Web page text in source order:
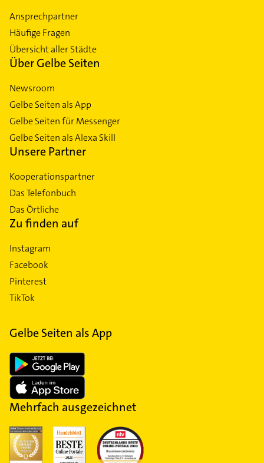
Ansprechpartner
Häufige Fragen
Übersicht aller Städte
Über Gelbe Seiten
Newsroom
Gelbe Seiten als App
Gelbe Seiten für Messenger
Gelbe Seiten als Alexa Skill
Unsere Partner
Kooperationspartner
Das Telefonbuch
Das Örtliche
Zu finden auf
Instagram
Facebook
Pinterest
TikTok
Gelbe Seiten als App
Mehrfach ausgezeichnet